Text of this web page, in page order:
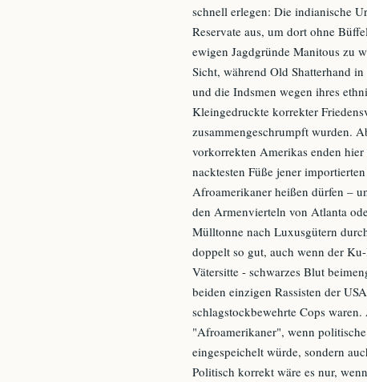
schnell erlegen: Die indianische
Reservate aus, um dort ohne
ewigen Jagdgründe Manitous zu
Sicht, während Old Shatterhand
und die Indsmen wegen ihres
Kleingedruckte korrekter
zusammengeschrumpft wurden.
vorkorrekten Amerikas enden
nacktesten Füße jener
Afroamerikaner heißen dürfen –
den Armenvierteln von Atlanta
Mülltonne nach Luxusgütern
doppelt so gut, auch wenn der
Vätersitte - schwarzes Blut
beiden einzigen Rassisten der
schlagstockbewehrte Cops
"Afroamerikaner", wenn
eingespeichelt würde, sondern
Politisch korrekt wäre es nur,